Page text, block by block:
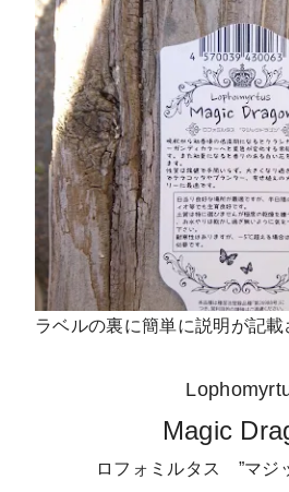
ラベルの裏に簡単に説明が記載
Magic
ロフォミルタス ”マジ